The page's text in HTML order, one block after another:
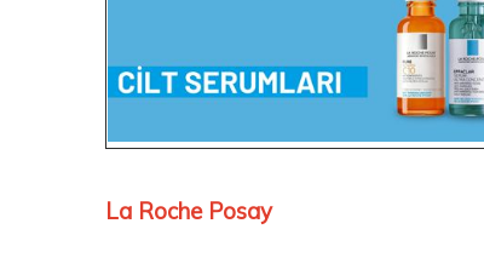
La Roche Posay